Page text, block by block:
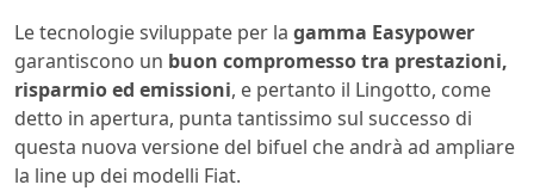
Le tecnologie sviluppate per la gamma Easypower
garantiscono un buon compromesso tra prestazioni,
risparmio ed emissioni, e pertanto il Lingotto, come
detto in apertura, punta tantissimo sul successo di
questa nuova versione del bifuel che andrà ad ampliare
la line up dei modelli Fiat.